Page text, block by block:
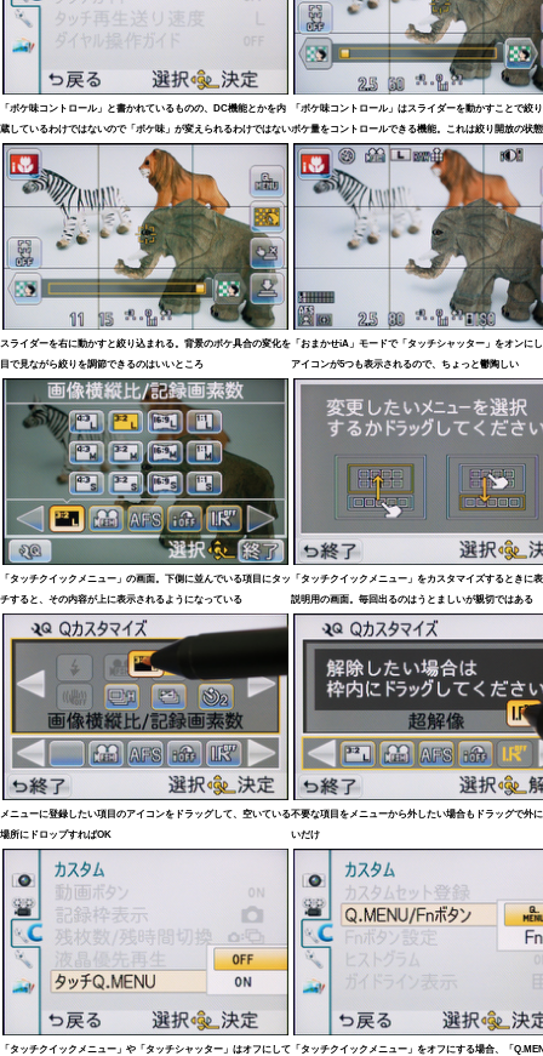
「ボケ味コントロール」と書かれているものの、DC機能とかを内
蔵しているわけではないので「ボケ味」が変えられるわけではない
「ボケ味コントロール」はスライダーを動かすことで絞
ボケ量をコントロールできる機能。これは絞り開放の状態
スライダーを右に動かすと絞り込まれる。背景のボケ具合の変化を
目で見ながら絞りを調節できるのはいいところ
「おまかせiA」モードで「タッチシャッター」をオンに
アイコンが5つも表示されるので、ちょっと鬱陶しい
「タッチクイックメニュー」の画面。下側に並んでいる項目にタッ
チすると、その内容が上に表示されるようになっている
「タッチクイックメニュー」をカスタマイズするときに
説明用の画面。毎回出るのはうとましいが親切ではある
メニューに登録したい項目のアイコンをドラッグして、空いている
場所にドロップすればOK
不要な項目をメニューから外したい場合もドラッグで外
いだけ
「タッチクイックメニュー」や「タッチシャッター」はオフにして 「タッチクイックメニュー」をオフにする場合、「